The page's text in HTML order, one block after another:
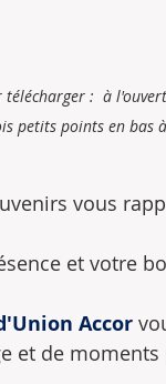
télécharger :  à
petits points en bas
vous
et votre
Accor
et de moments